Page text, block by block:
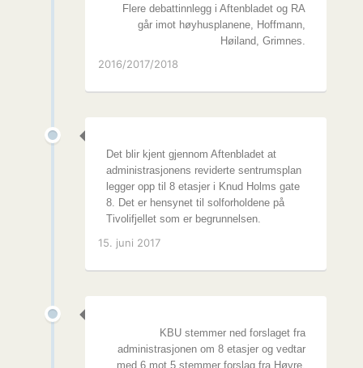
Flere debattinnlegg i Aftenbladet og RA
går imot høyhusplanene, Hoffmann,
Høiland, Grimnes.
2016/2017/2018
Det blir kjent gjennom Aftenbladet at
administrasjonens reviderte sentrumsplan
legger opp til 8 etasjer i Knud Holms gate
8. Det er hensynet til solforholdene på
Tivolifjellet som er begrunnelsen.
15. juni 2017
KBU stemmer ned forslaget fra
administrasjonen om 8 etasjer og vedtar
med 6 mot 5 stemmer forslag fra Høyre.